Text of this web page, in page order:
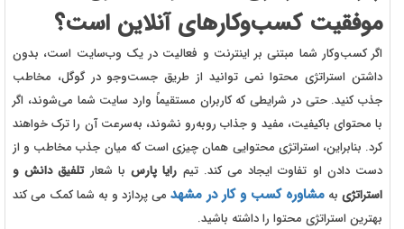
موفقیت کسب‌وکارهای آنلاین است؟
اگر کسب‌و‌کار شما مبتنی بر اینترنت و فعالیت در یک وب‌سایت است، بدون
داشتن استراتژی محتوا نمی‌ توانید از طریق جست‌وجو در گوگل، مخاطب
جذب کنید. حتی در شرایطی که کاربران مستقیماً وارد سایت شما می‌شوند، اگر
با محتوای باکیفیت، مفید و جذاب روبه‌رو نشوند، به‌سرعت آن را ترک خواهند
کرد. بنابراین، استراتژی محتوایی همان چیزی است که میان جذب مخاطب و از
دست دادن او تفاوت ایجاد می‌ کند.تیم رایا پارس با شعارتلفیق دانش و
استراتژی به مشاوره کسب و کار در مشهد می پردازد و به شما کمک می کند
بهترین استراتژی محتوا را داشته باشید.